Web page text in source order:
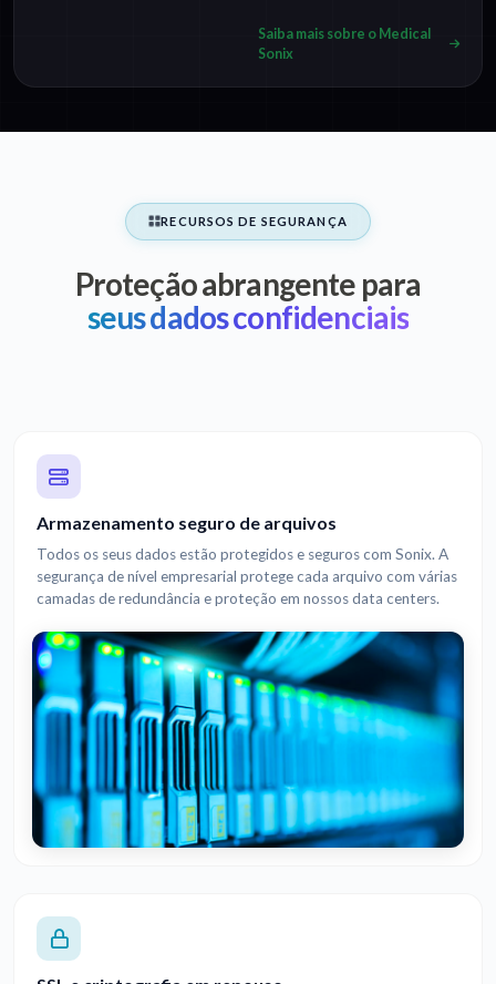
Saiba mais sobre o Medical
Sonix
RECURSOS DE SEGURANÇA
Proteção abrangente para
seus dados confidenciais
Armazenamento seguro de arquivos
Todos os seus dados estão protegidos e seguros com Sonix. A
segurança de nível empresarial protege cada arquivo com várias
camadas de redundância e proteção em nossos data centers.